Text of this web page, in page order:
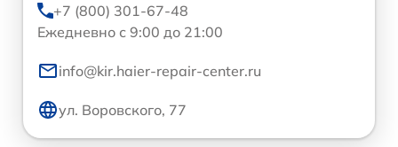
+7 (800) 301-67-48
Ежедневно с 9:00 до 21:00
info@kir.haier-repair-center.ru
ул. Воровского, 77